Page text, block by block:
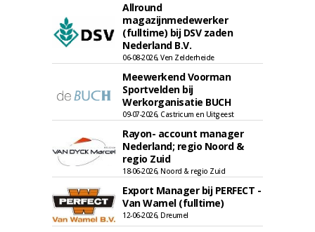
Allround
magazijnmedewerker
(fulltime) bij DSV zaden
Nederland B.V.
06-08-2026, Ven Zelderheide
Meewerkend Voorman
Sportvelden bij
Werkorganisatie BUCH
09-07-2026, Castricum en Uitgeest
Rayon- account manager
Nederland; regio Noord &
regio Zuid
18-06-2026, Noord & regio Zuid
Export Manager bij PERFECT -
Van Wamel (fulltime)
12-06-2026, Dreumel